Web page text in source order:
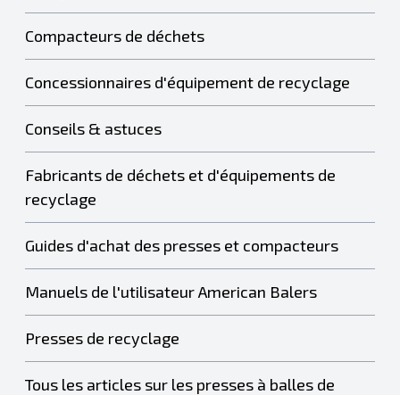
Compacteurs de déchets
Concessionnaires d'équipement de recyclage
Conseils & astuces
Fabricants de déchets et d'équipements de
recyclage
Guides d'achat des presses et compacteurs
Manuels de l'utilisateur American Balers
Presses de recyclage
Tous les articles sur les presses à balles de